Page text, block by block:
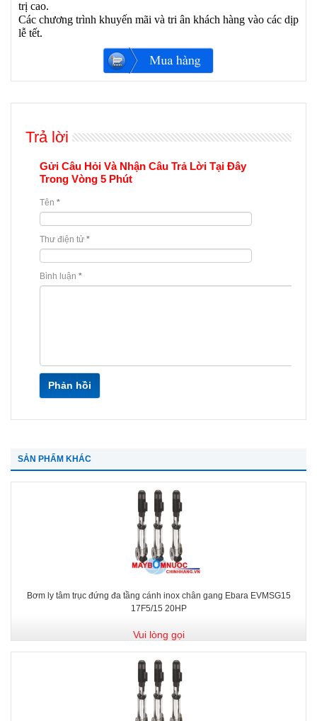
trị cao.
Các chương trình khuyến mãi và tri ân khách hàng vào các dịp
lễ tết.
Trả lời
Gửi Câu Hỏi Và Nhận Câu Trả Lời Tại Đây
Trong Vòng 5 Phút
Tên *
Thư điện tử *
Bình luận *
Phản hồi
SẢN PHẨM KHÁC
Bơm ly tâm trục đứng đa tầng cánh inox chân gang Ebara EVMSG15
17F5/15 20HP
Vui lòng gọi